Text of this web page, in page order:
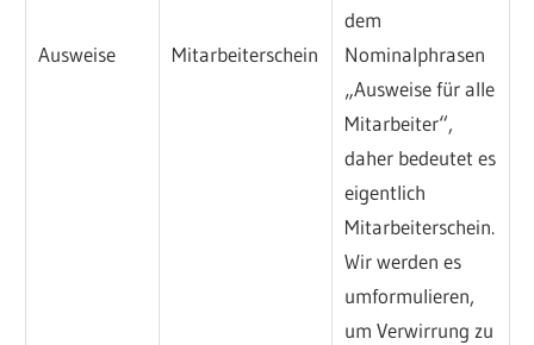
Ausweise Mitarbeiterschein
dem
Nominalphrasen
„Ausweise für alle
Mitarbeiter“,
daher bedeutet es
eigentlich
Mitarbeiterschein.
Wir werden es
umformulieren,
um Verwirrung zu